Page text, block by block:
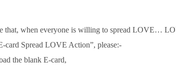
that, when everyone is willing to spread LOVE…
card Spread LOVE Action”, please:-
the blank E-card,